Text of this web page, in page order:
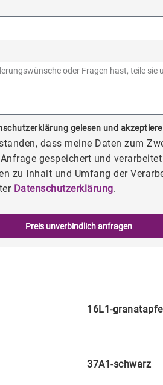
gelesen und akzeptiere
dass meine Daten zum
gespeichert und
zu Inhalt und Umfang der
Datenschutzerklärung.
Preis unverbindlich anfragen
16L1-
37A1-schwarz